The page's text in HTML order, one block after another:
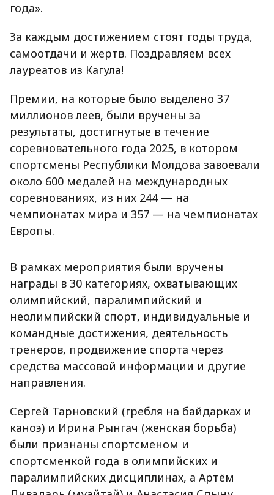
года».
За каждым достижением стоят годы труда,
самоотдачи и жертв. Поздравляем всех
лауреатов из Кагула!
Премии, на которые было выделено 37
миллионов леев, были вручены за
результаты, достигнутые в течение
соревновательного года 2025, в котором
спортсмены Республики Молдова завоевали
около 600 медалей на международных
соревнованиях, из них 244 — на
чемпионатах мира и 357 — на чемпионатах
Европы.
В рамках мероприятия были вручены
награды в 30 категориях, охватывающих
олимпийский, паралимпийский и
неолимпийский спорт, индивидуальные и
командные достижения, деятельность
тренеров, продвижение спорта через
средства массовой информации и другие
направления.
Сергей Тарновский (гребля на байдарках и
каноэ) и Ирина Рынгач (женская борьба)
были признаны спортсменом и
спортсменкой года в олимпийских и
паралимпийских дисциплинах, а Артём